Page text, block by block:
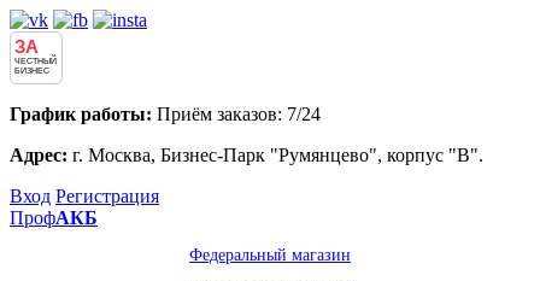
ЗА
ЧЕСТНЫЙ
БИЗНЕС
График работы: Приём заказов: 7/24
Адрес: г. Москва, Бизнес-Парк "Румянцево", корпус "В".
Вход Регистрация
ПрофАКБ
Федеральный магазин